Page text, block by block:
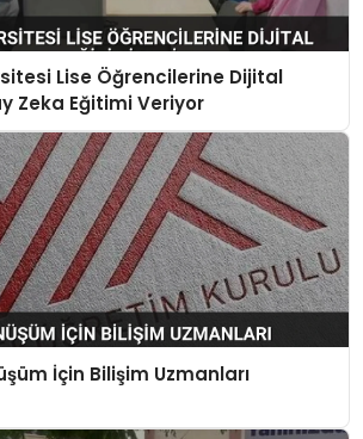
Lise Öğrencilerine Dijital
Zeka Eğitimi Veriyor
İçin Bilişim Uzmanları